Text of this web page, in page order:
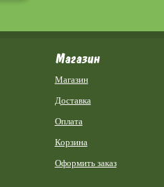
Магазин
Магазин
Доставка
Оплата
Корзина
Оформить заказ